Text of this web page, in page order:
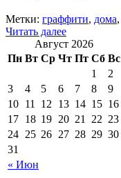
Метки: граффити, дома,
Читать далее
Август 2026
Пн Вт Ср Чт Пт Сб Вс
« Июн
1
2
3
4 5 6 7 8
9
10 11 12 13 14 15 16
17 18 19 20 21 22 23
24 25 26 27 28 29 30
31